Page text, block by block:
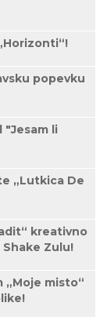
popevku
"Jesam li
„Lutkica De
kreativno
Zulu!
„Moje misto“